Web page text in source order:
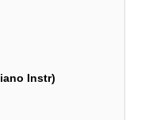
Instr)